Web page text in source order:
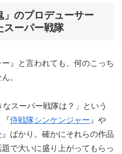
」のプロデューサー
スーパー戦隊
』と言われても、何のこっち
。
スーパー戦隊は？」という
『侍戦隊シンケンジャー 』や
』ばかり。確かにそれらの作品
で大いに盛り上がってもらっ